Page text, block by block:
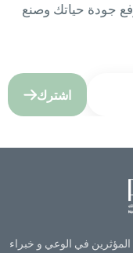
جودة حياتك وصنع
اشترك
في الوعي و خبراء